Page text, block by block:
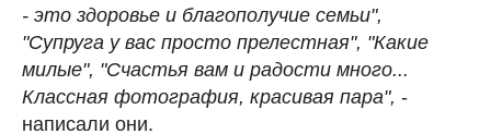
- это здоровье и благополучие семьи",
"Супруга у вас просто прелестная", "Какие
милые", "Счастья вам и радости много...
Классная фотография, красивая пара", -
написали они.